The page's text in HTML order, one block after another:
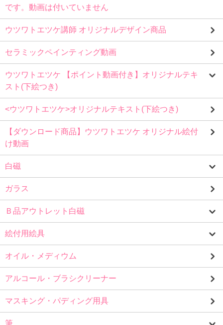
です。動画は付いていません
ウツワトエツケ講師 オリジナルデザイン商品
セラミックペインティング動画
ウツワトエツケ 【ポイント動画付き】オリジナルテキ
スト(下絵つき)
<ウツワトエツケ>オリジナルテキスト(下絵つき)
【ダウンロード商品】ウツワトエツケ オリジナル絵付
け動画
白磁
ガラス
Ｂ品アウトレット白磁
絵付用絵具
オイル・メディウム
アルコール・ブラシクリーナー
マスキング・パディング用具
筆